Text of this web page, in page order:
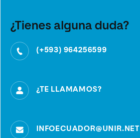
¿Tienes alguna duda?
(+593) 964256599
¿TE LLAMAMOS?
INFOECUADOR@UNIR.NET